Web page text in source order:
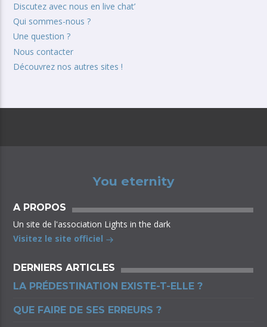
Discutez avec nous en live chat’
Qui sommes-nous ?
Une question ?
Nous contacter
Découvrez nos autres sites !
You eternity
A PROPOS
Un site de l'association Lights in the dark
Visitez le site officiel
DERNIERS ARTICLES
LA PRÉDESTINATION EXISTE-T-ELLE ?
QUE FAIRE DE SES ERREURS ?